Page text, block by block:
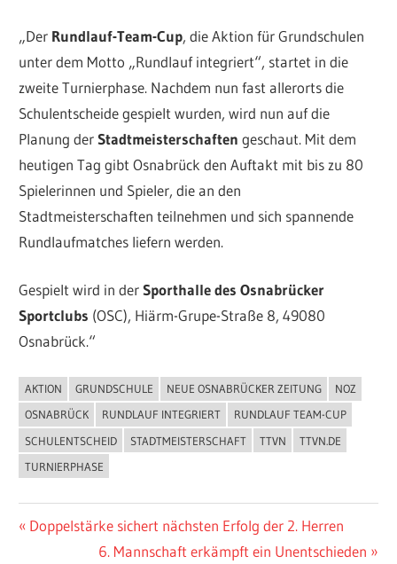
„Der Rundlauf-Team-Cup, die Aktion für Grundschulen
unter dem Motto „Rundlauf integriert“, startet in die
zweite Turnierphase. Nachdem nun fast allerorts die
Schulentscheide gespielt wurden, wird nun auf die
Planung derStadtmeisterschaften geschaut. Mit dem
heutigen Tag gibt Osnabrück den Auftakt mit bis zu 80
Spielerinnen und Spieler, die an den
Stadtmeisterschaften teilnehmen und sich spannende
Rundlaufmatches liefern werden.
Gespielt wird in derSporthalle des Osnabrücker
Sportclubs (OSC), Hiärm-Grupe-Straße 8, 49080
Osnabrück.“
ALLGEMEIN
AKTION GRUNDSCHULE NEUE OSNABRÜCKER ZEITUNG
NOZ
OSNABRÜCK
RUNDLAUF INTEGRIERT
RUNDLAUF TEAM-CUP
SCHULENTSCHEID
STADTMEISTERSCHAFT TTVN
TTVN.DE
TURNIERPHASE
Beitragsnavigation
Vorheriger
Doppelstärke sichert nächsten Erfolg der 2. Herren
Nächster
6. Mannschaft erkämpft ein Unentschieden